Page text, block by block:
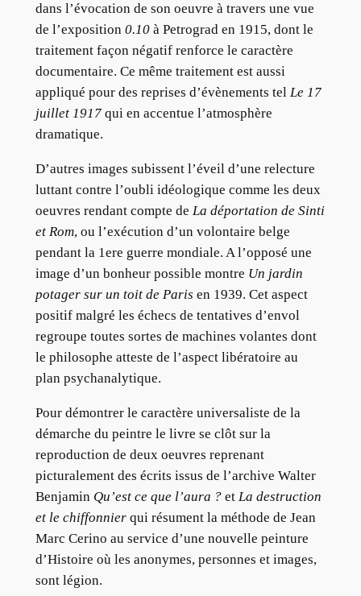
dans l’évocation de son oeuvre à travers une vue
de l’exposition 0.10à Petrograd en 1915, dont le
traitement façon négatif renforce le caractère
documentaire. Ce même traitement est aussi
appliqué pour des reprises d’évènements telLe 17
juillet 1917qui en accentue l’atmosphère
dramatique.
D’autres images subissent l’éveil d’une relecture
luttant contre l’oubli idéologique comme les deux
oeuvres rendant compte de La déportation de Sinti
et Rom, ou l’exécution d’un volontaire belge
pendant la 1ere guerre mondiale. A l’opposé une
image d’un bonheur possible montre Un jardin
potager sur un toit de Paris en 1939. Cet aspect
positif malgré les échecs de tentatives d’envol
regroupe toutes sortes de machines volantes dont
le philosophe atteste de l’aspect libératoire au
plan psychanalytique.
Pour démontrer le caractère universaliste de la
démarche du peintre le livre se clôt sur la
reproduction de deux oeuvres reprenant
picturalement des écrits issus de l’archive Walter
Benjamin Qu’est ce que l’aura ?et La destruction
et le chiffonnierqui résument la méthode de Jean
Marc Cerino au service d’une nouvelle peinture
d’Histoire où les anonymes, personnes et images,
sont légion.